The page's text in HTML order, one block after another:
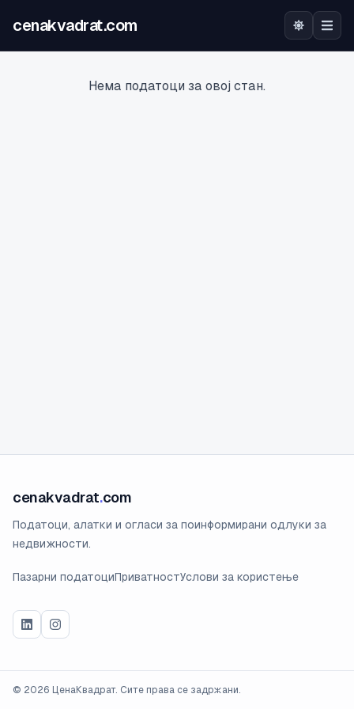
cenakvadrat.com
Нема податоци за овој стан.
cenakvadrat.com
Податоци, алатки и огласи за поинформирани одлуки за
недвижности.
Пазарни податоциПриватностУслови за користење
© 2026 ЦенаКвадрат. Сите права се задржани.